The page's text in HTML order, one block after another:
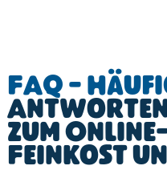
FAQ -
zum
Feinkost